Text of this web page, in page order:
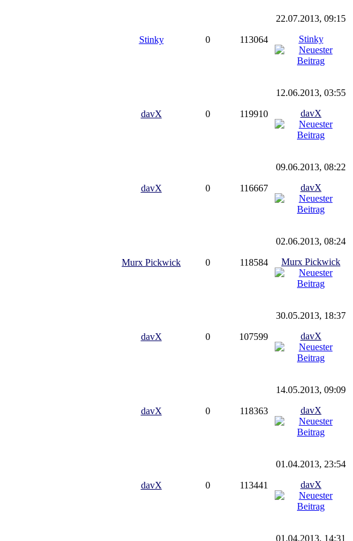
Stinky 0 113064
22.07.2013, 09:15
Stinky
davX 0 119910
12.06.2013, 03:55
davX
davX 0 116667
09.06.2013, 08:22
davX
Murx Pickwick 0 118584
02.06.2013, 08:24
Murx Pickwick
davX 0 107599
30.05.2013, 18:37
davX
davX 0 118363
14.05.2013, 09:09
davX
davX 0 113441
01.04.2013, 23:54
davX
01.04.2013, 14:31